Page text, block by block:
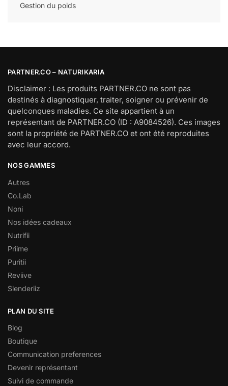
Gestion du poids
PARTNER.CO – NATURIKARIA
Disclaimer : Les produits PARTNER.CO ne sont pas
destinés à diagnostiquer, traiter, soigner ou prévenir de
quelconques maladies. Ce site appartient à un
représentant de PARTNER.CO (ID : A9084526). Ces images
sont la propriété de PARTNER.CO et ont été reproduites
avec leur accord.
NOS GAMMES
Autres
Co.Lab
Noni
Nos idées cadeaux
Nutrifii
Priime
Puritii
Reviive
Slenderiiz
PLAN DU SITE
Blog
Boutique
Communication preferences
Devenir représentant
Suivi de commande